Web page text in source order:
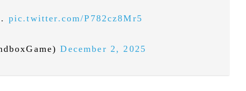
pic.twitter.com/P782cz8Mr5
December 2, 2025